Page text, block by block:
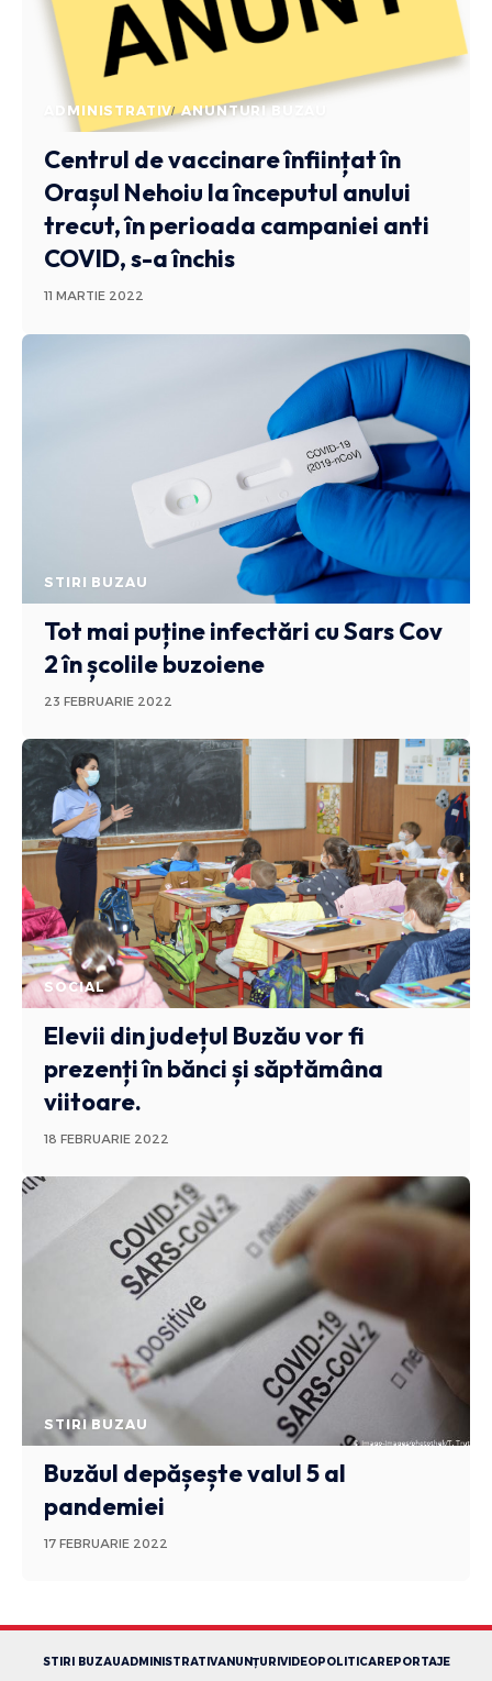
ADMINISTRATIV ANUNTURI BUZAU
Centrul de vaccinare înființat în
Orașul Nehoiu la începutul anului
trecut, în perioada campaniei anti
COVID, s-a închis
11 MARTIE 2022
STIRI BUZAU
Tot mai puține infectări cu Sars Cov
2 în școlile buzoiene
23 FEBRUARIE 2022
SOCIAL
Elevii din județul Buzău vor fi
prezenți în bănci și săptămâna
viitoare.
18 FEBRUARIE 2022
STIRI BUZAU
Buzăul depășește valul 5 al
pandemiei
17 FEBRUARIE 2022
STIRI BUZAUADMINISTRATIVANUNȚURI VIDEOPOLITICAREPORTAJE